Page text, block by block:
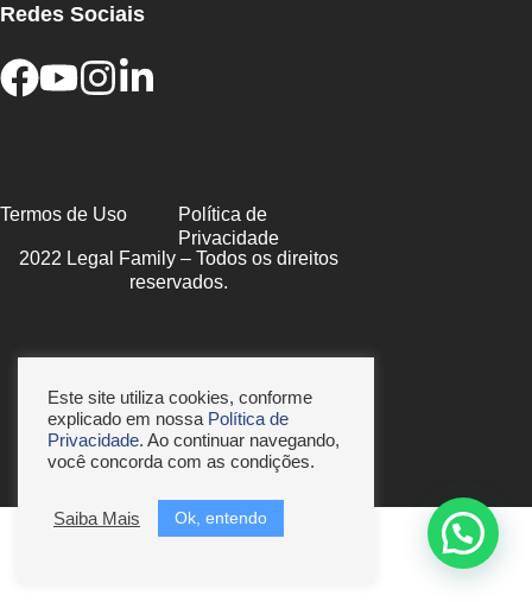
Redes Sociais
Termos de Uso
Política de
Privacidade
2022 Legal Family – Todos os direitos
reservados.
Este site utiliza cookies, conforme
explicado em nossa Política de
Privacidade. Ao continuar navegando,
você concorda com as condições.
Saiba Mais Ok, entendo